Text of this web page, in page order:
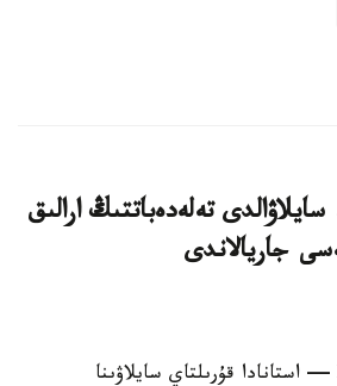
تەلەدەباتتىڭ ارالىق
جاريالاندى
استانا. KAZINFORM — استانادا قۇرىلتاي سايلاۋىنا